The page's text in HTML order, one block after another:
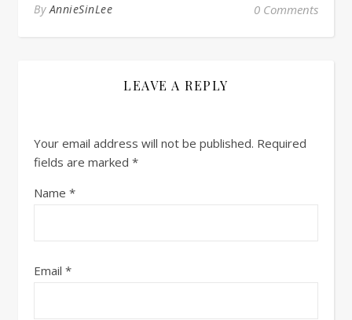
By AnnieSinLee 0 Comments
LEAVE A REPLY
Your email address will not be published. Required
fields are marked *
Name *
Email *